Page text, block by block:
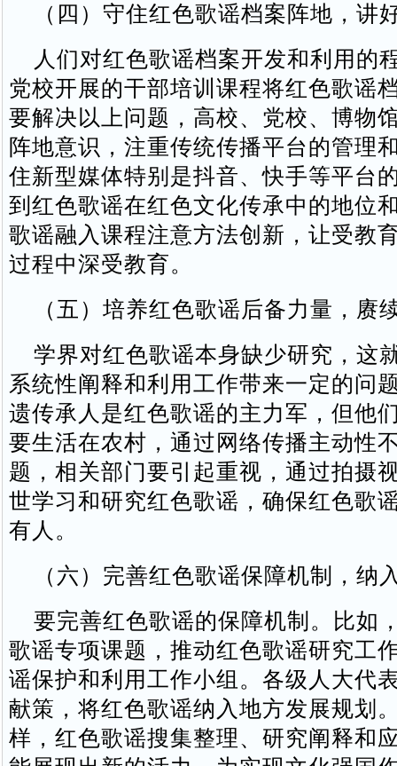
（四）守住红色歌谣档案阵地，讲
人们对红色歌谣档案开发和利用的
党校开展的干部培训课程将红色歌谣
要解决以上问题，高校、党校、博物
阵地意识，注重传统传播平台的管理
住新型媒体特别是抖音、快手等平台
到红色歌谣在红色文化传承中的地位
歌谣融入课程注意方法创新，让受教
过程中深受教育。
（五）培养红色歌谣后备力量，赓
学界对红色歌谣本身缺少研究，这
系统性阐释和利用工作带来一定的问
遗传承人是红色歌谣的主力军，但他
要生活在农村，通过网络传播主动性
题，相关部门要引起重视，通过拍摄
世学习和研究红色歌谣，确保红色歌
有人。
（六）完善红色歌谣保障机制，纳
要完善红色歌谣的保障机制。比如
歌谣专项课题，推动红色歌谣研究工
谣保护和利用工作小组。各级人大代
献策，将红色歌谣纳入地方发展规划
样，红色歌谣搜集整理、研究阐释和